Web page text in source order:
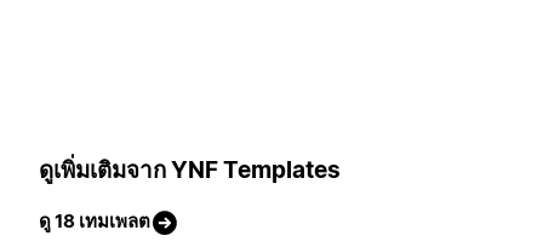
ดูเพิ่มเติมจาก YNF Templates
ดู 18 เทมเพลต